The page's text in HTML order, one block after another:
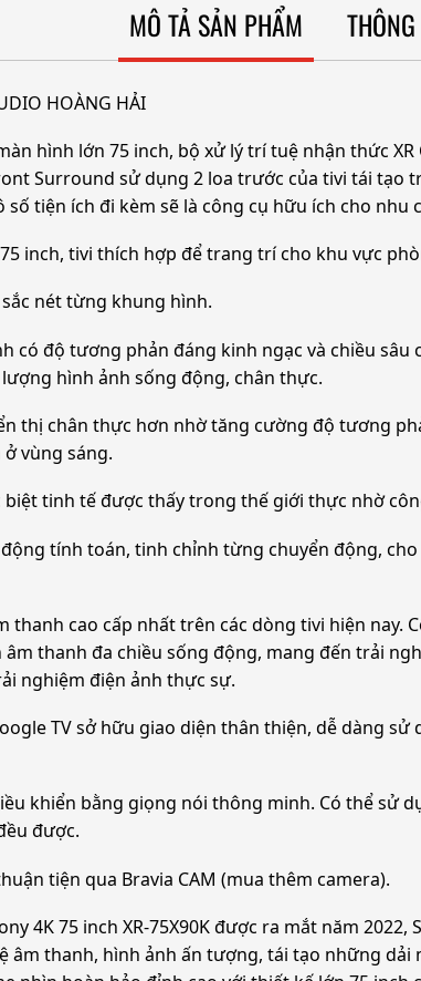
MÔ TẢ SẢN PHẨM
HOÀNG HẢI
hình lớn 75 inch, bộ xử lý trí tuệ nhận thức
Surround sử dụng 2 loa trước của tivi tái
tiện ích đi kèm sẽ là công cụ hữu ích cho nhu
inch, tivi thích hợp để trang trí cho khu vực
nét từng khung hình.
có độ tương phản đáng kinh ngạc và chiều
hình ảnh sống động, chân thực.
thị chân thực hơn nhờ tăng cường độ tương
vùng sáng.
tinh tế được thấy trong thế giới thực nhờ
tính toán, tinh chỉnh từng chuyển động,
thanh cao cấp nhất trên các dòng tivi hiện
thanh đa chiều sống động, mang đến trải
nghiệm điện ảnh thực sự.
TV sở hữu giao diện thân thiện, dễ dàng
khiển bằng giọng nói thông minh. Có thể
được.
tiện qua Bravia CAM (mua thêm camera).
4K 75 inch XR-75X90K được ra mắt năm
âm thanh, hình ảnh ấn tượng, tái tạo những